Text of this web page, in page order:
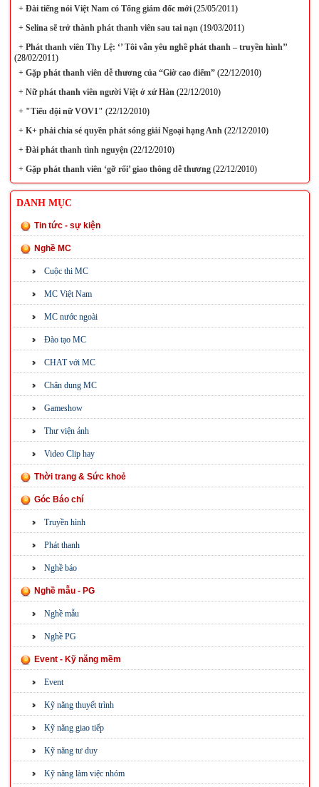
+Đài tiếng nói Việt Nam có Tổng giám đốc mới(25/05/2011)
+Selina sẽ trở thành phát thanh viên sau tai nạn(19/03/2011)
+Phát thanh viên Thy Lệ: ‘’ Tôi vẫn yêu nghề phát thanh – truyền hình’’
(28/02/2011)
+Gặp phát thanh viên dễ thương của “Giờ cao điểm”(22/12/2010)
+Nữ phát thanh viên người Việt ở xứ Hàn(22/12/2010)
+"Tiểu đội nữ VOV1" (22/12/2010)
+K+ phải chia sẻ quyền phát sóng giải Ngoại hạng Anh(22/12/2010)
+Đài phát thanh tình nguyện(22/12/2010)
+Gặp phát thanh viên ‘gỡ rối’ giao thông dễ thương(22/12/2010)
DANH MỤC
Tin tức - sự kiện
Nghề MC
Cuộc thi MC
MC Việt Nam
MC nước ngoài
Đào tạo MC
CHAT với MC
Chân dung MC
Gameshow
Thư viện ảnh
Video Clip hay
Thời trang & Sức khoẻ
Góc Báo chí
Truyền hình
Phát thanh
Nghề báo
Nghề mẫu - PG
Nghề mẫu
Nghề PG
Event - Kỹ năng mềm
Event
Kỹ năng thuyết trình
Kỹ năng giao tiếp
Kỹ năng tư duy
Kỹ năng làm việc nhóm